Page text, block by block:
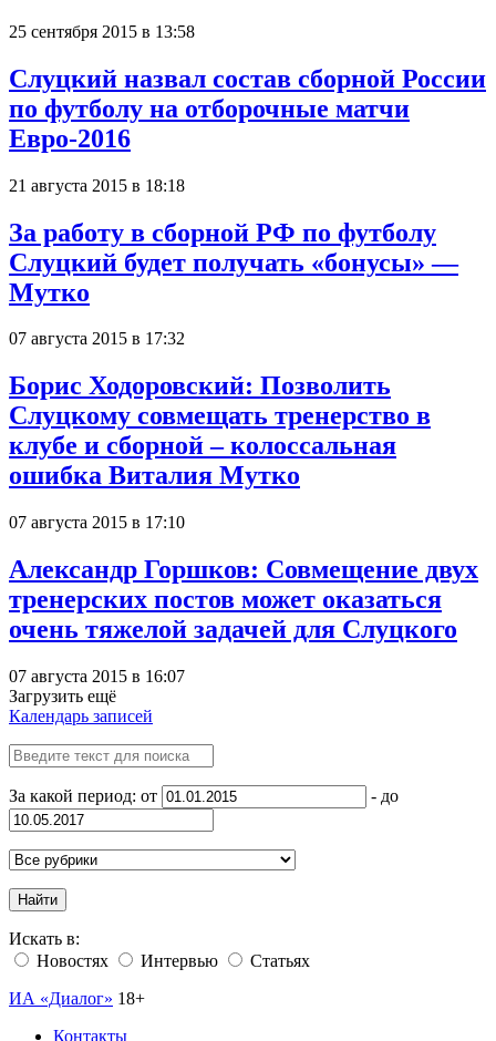
25 сентября 2015 в 13:58
Слуцкий назвал состав сборной России
по футболу на отборочные матчи
Евро-2016
21 августа 2015 в 18:18
За работу в сборной РФ по футболу
Слуцкий будет получать «бонусы» —
Мутко
07 августа 2015 в 17:32
Борис Ходоровский: Позволить
Слуцкому совмещать тренерство в
клубе и сборной – колоссальная
ошибка Виталия Мутко
07 августа 2015 в 17:10
Александр Горшков: Совмещение двух
тренерских постов может оказаться
очень тяжелой задачей для Слуцкого
07 августа 2015 в 16:07
Загрузить ещё
Календарь записей
За какой период: от - до
Найти
Искать в:
Новостях
Интервью
Статьях
ИА «Диалог» 18+
Контакты